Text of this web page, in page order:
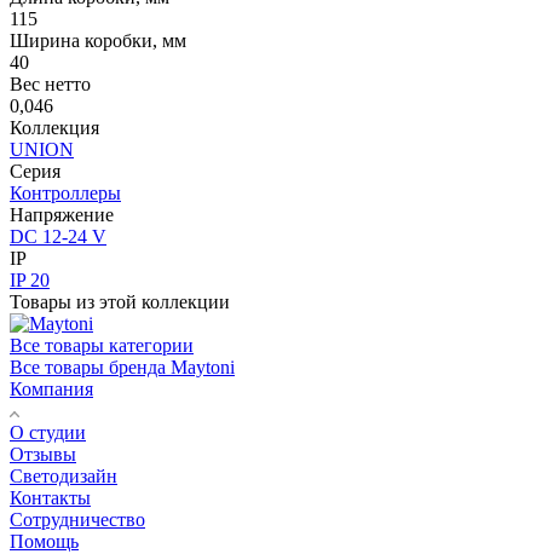
115
Ширина коробки, мм
40
Вес нетто
0,046
Коллекция
UNION
Серия
Контроллеры
Напряжение
DC 12-24 V
IP
IP 20
Товары из этой коллекции
Все товары категории
Все товары бренда Maytoni
Компания
О студии
Отзывы
Светодизайн
Контакты
Сотрудничество
Помощь